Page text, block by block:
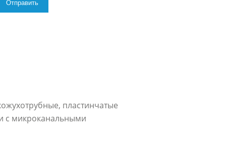
пластинчатые
с микроканальными